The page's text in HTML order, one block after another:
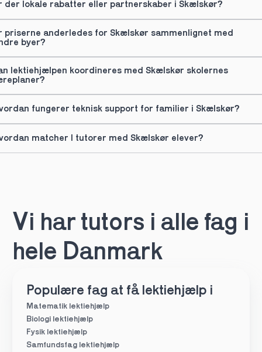
der lokale rabatter eller partnerskaber i Skælskør?
priserne anderledes for Skælskør sammenlignet med
byer?
lektiehjælpen koordineres med Skælskør skolernes
fungerer teknisk support for familier i Skælskør?
matcher I tutorer med Skælskør elever?
Vi har tutors i alle fag i
hele Danmark
Populære fag at få lektiehjælp i
Matematik lektiehjælp
Biologi lektiehjælp
Fysik lektiehjælp
Samfundsfag lektiehjælp